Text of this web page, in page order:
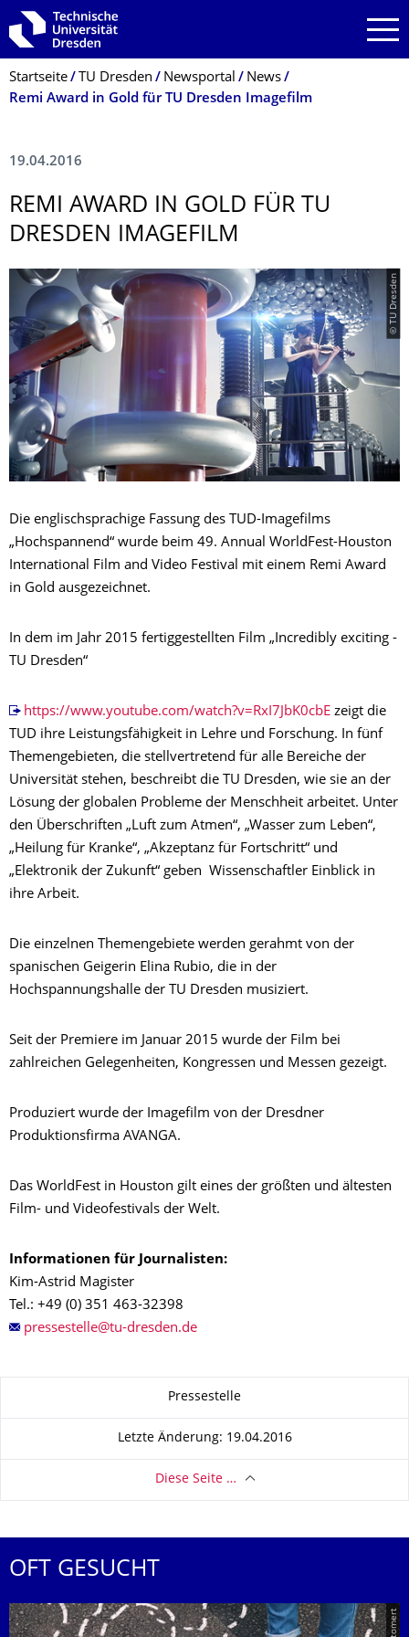
Zur Hauptnavigation springen
Zur Suche springen
Zum Inhalt springen
Breadcrumb-Menü
Startseite TU Dresden Newsportal
News
Remi Award in Gold für TU Dresden Imagefilm
19.04.2016
REMI AWARD IN GOLD FÜR TU
DRESDEN IMAGEFILM
© TU Dresden
Die englischsprachige Fassung des TUD-Imagefilms
„Hochspannend“ wurde beim 49. Annual WorldFest-Houston
International Film and Video Festival mit einem Remi Award
in Gold ausgezeichnet.
In dem im Jahr 2015 fertiggestellten Film „Incredibly exciting -
TU Dresden“
https://www.youtube.com/watch?v=RxI7JbK0cbE zeigt die
TUD ihre Leistungsfähigkeit in Lehre und Forschung. In fünf
Themengebieten, die stellvertretend für alle Bereiche der
Universität stehen, beschreibt die TU Dresden, wie sie an der
Lösung der globalen Probleme der Menschheit arbeitet. Unter
den Überschriften „Luft zum Atmen“, „Wasser zum Leben“,
„Heilung für Kranke“, „Akzeptanz für Fortschritt“ und
„Elektronik der Zukunft“ geben Wissenschaftler Einblick in
ihre Arbeit.
Die einzelnen Themengebiete werden gerahmt von der
spanischen Geigerin Elina Rubio, die in der
Hochspannungshalle der TU Dresden musiziert.
Seit der Premiere im Januar 2015 wurde der Film bei
zahlreichen Gelegenheiten, Kongressen und Messen gezeigt.
Produziert wurde der Imagefilm von der Dresdner
Produktionsfirma AVANGA.
Das WorldFest in Houston gilt eines der größten und ältesten
Film- und Videofestivals der Welt.
Informationen für Journalisten:
Kim-Astrid Magister
Tel.: +49 (0) 351 463-32398
Pressestelle
Letzte Änderung: 19.04.2016
Diese Seite …
OFT GESUCHT